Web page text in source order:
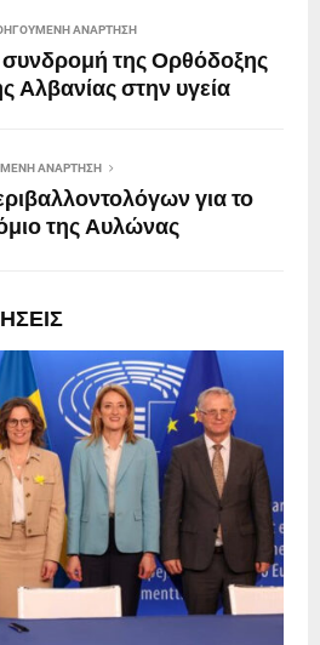
ΑΝΆΡΤΗΣΗ
συνδρομή της Ορθόδοξης
Αλβανίας στην υγεία
ΑΝΆΡΤΗΣΗ
για το
της Αυλώνας